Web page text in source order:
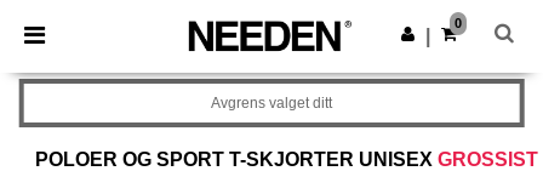
× Needen-app
Bedre priser i appen!
Last ned app
0
POLOER OG SPORT T-SKJORTER UNISEX GROSSIST
Avgrens valget ditt